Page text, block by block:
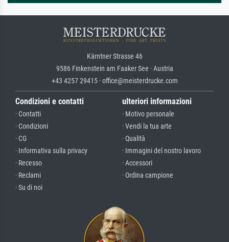
Kärntner Strasse 46
9586 Finkenstein am Faaker See · Austria
+43 4257 29415 · office@meisterdrucke.com
Condizioni e contatti
· Contatti
· Condizioni
· CG
· Informativa sulla privacy
· Recesso
· Reclami
· Su di noi
ulteriori informazioni
· Motivo personale
· Vendi la tua arte
· Qualità
· Immagini del nostro lavoro
· Accessori
· Ordina campione